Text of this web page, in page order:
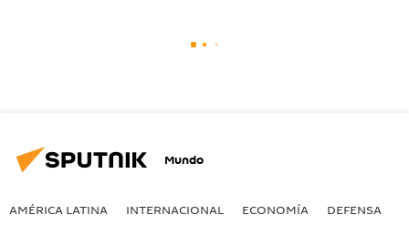
Mundo
AMÉRICA LATINA INTERNACIONAL ECONOMÍA DEFENSA